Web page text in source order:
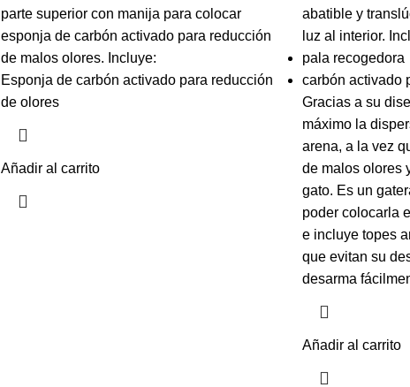
parte superior con manija para colocar
esponja de carbón activado para reducción
de malos olores. Incluye:
Esponja de carbón activado para reducción
de olores
Añadir al carrito
abatible y
luz al interior.
pala recogedora
carbón activado
Gracias a su
máximo la
arena, a la vez
de malos olores
gato. Es un
poder colocarla
e incluye topes
que evitan su
desarma
Añadir al carrito